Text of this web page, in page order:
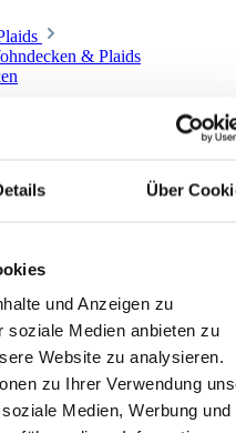
Über
und Anzeigen zu
soziale Medien anbieten zu
Website zu analysieren.
zu Ihrer Verwendung
Medien, Werbung und
& Plaids
& Kerzenständer